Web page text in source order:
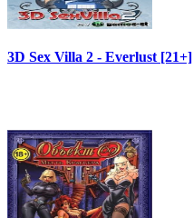
3D Sex Villa 2 - Everlust